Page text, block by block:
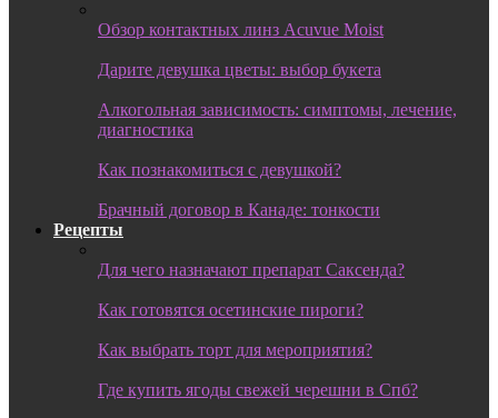
Обзор контактных линз Acuvue Moist
Дарите девушка цветы: выбор букета
Алкогольная зависимость: симптомы, лечение,
диагностика
Как познакомиться с девушкой?
Брачный договор в Канаде: тонкости
Рецепты
Для чего назначают препарат Саксенда?
Как готовятся осетинские пироги?
Как выбрать торт для мероприятия?
Где купить ягоды свежей черешни в Спб?